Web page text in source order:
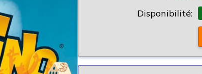
Disponibilité: